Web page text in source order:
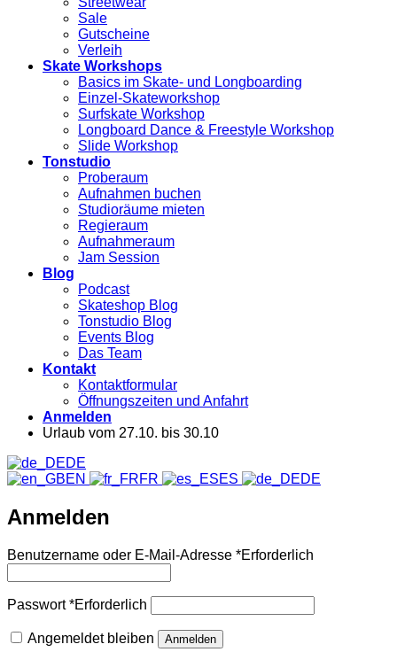
Sale
Gutscheine
Verleih
Skate Workshops
Basics im Skate- und Longboarding
Einzel-Skateworkshop
Surfskate Workshop
Longboard Dance & Freestyle Workshop
Slide Workshop
Tonstudio
Proberaum
Aufnahmen buchen
Studioräume mieten
Regieraum
Aufnahmeraum
Jam Session
Blog
Podcast
Skateshop Blog
Tonstudio Blog
Events Blog
Das Team
Kontakt
Kontaktformular
Öffnungszeiten und Anfahrt
Anmelden
Urlaub vom 27.10. bis 30.10
DE
EN
FR ES DE
Anmelden
Benutzername oder E-Mail-Adresse *Erforderlich
Passwort*Erforderlich
Angemeldet bleiben Anmelden